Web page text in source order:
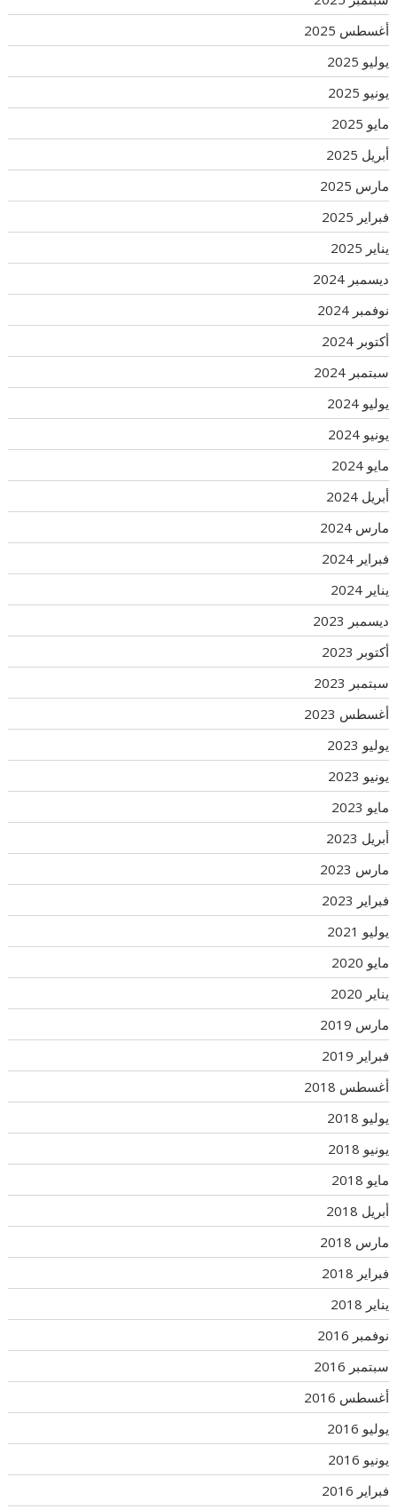
أغسطس 2025
يوليو 2025
يونيو 2025
مايو 2025
أبريل 2025
مارس 2025
فبراير 2025
يناير 2025
ديسمبر 2024
نوفمبر 2024
أكتوبر 2024
سبتمبر 2024
يوليو 2024
يونيو 2024
مايو 2024
أبريل 2024
مارس 2024
فبراير 2024
يناير 2024
ديسمبر 2023
أكتوبر 2023
سبتمبر 2023
أغسطس 2023
يوليو 2023
يونيو 2023
مايو 2023
أبريل 2023
مارس 2023
فبراير 2023
يوليو 2021
مايو 2020
يناير 2020
مارس 2019
فبراير 2019
أغسطس 2018
يوليو 2018
يونيو 2018
مايو 2018
أبريل 2018
مارس 2018
فبراير 2018
يناير 2018
نوفمبر 2016
سبتمبر 2016
أغسطس 2016
يوليو 2016
يونيو 2016
فبراير 2016